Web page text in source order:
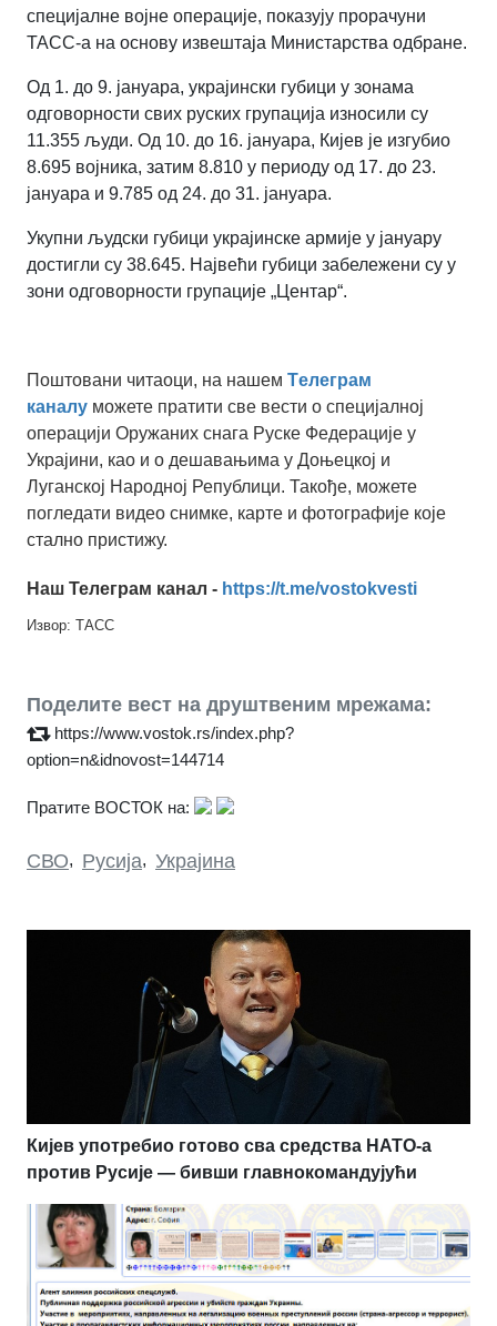
специјалне војне операције, показују прорачуни
ТАСС-а на основу извештаја Министарства одбране.
Од 1. до 9. јануара, украјински губици у зонама
одговорности свих руских групација износили су
11.355 људи. Од 10. до 16. јануара, Кијев је изгубио
8.695 војника, затим 8.810 у периоду од 17. до 23.
јануара и 9.785 од 24. до 31. јануара.
Укупни људски губици украјинске армије у јануару
достигли су 38.645. Највећи губици забележени су у
зони одговорности групације „Центар“.
Поштовани читаоци, на нашем Tелеграм
каналу можете пратити све вести о специјалној
операцији Оружаних снага Руске Федерације у
Украјини, као и о дешавањима у Доњецкој и
Луганској Народној Републици. Такође, можете
погледати видео снимке, карте и фотографије које
стално пристижу.
Наш Телеграм канал - https://t.me/vostokvesti
Извор: ТАСС
Поделите вест на друштвеним мрежама:
https://www.vostok.rs/index.php?
option=n&idnovost=144714
Пратите ВОСТОК на:
СВО, Русија, Украјина
Кијев употребио готово сва средства НАТО-а
против Русије — бивши главнокомандујући